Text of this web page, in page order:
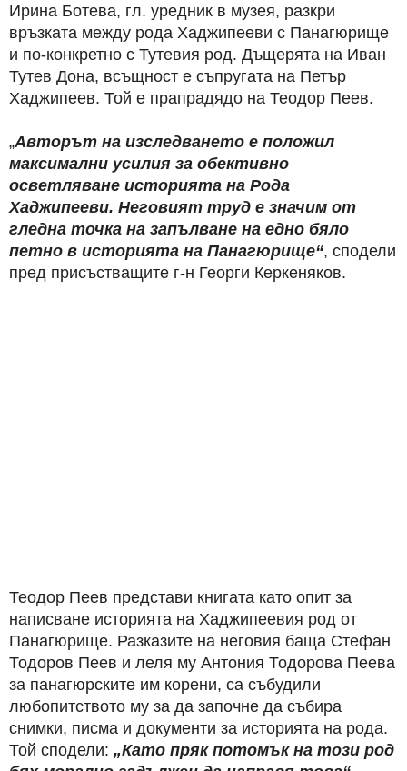
Ирина Ботева, гл. уредник в музея, разкри
връзката между рода Хаджипееви с Панагюрище
и по-конкретно с Тутевия род. Дъщерята на Иван
Тутев Дона, всъщност е съпругата на Петър
Хаджипеев. Той е прапрадядо на Теодор Пеев.
„Авторът на изследването е положил
максимални усилия за обективно
осветляване историята на Рода
Хаджипееви. Неговият труд е значим от
гледна точка на запълване на едно бяло
петно в историята на Панагюрище“, сподели
пред присъстващите г-н Георги Керкеняков.
Теодор Пеев представи книгата като опит за
написване историята на Хаджипеевия род от
Панагюрище. Разказите на неговия баща Стефан
Тодоров Пеев и леля му Антония Тодорова Пеева
за панагюрските им корени, са събудили
любопитството му за да започне да събира
снимки, писма и документи за историята на рода.
Той сподели: „Като пряк потомък на този род